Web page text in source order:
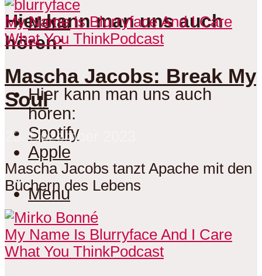
Menu
Hier kann man uns auch
hören:
Hier kann man uns auch
hören:
Spotify
Apple
Menu
My Name Is Blurryface And I Care
What You ThinkPodcast
Mascha Jacobs: Break My
Soul
23. Dezember 2023
Mascha Jacobs tanzt Apache mit den
Büchern des Lebens
My Name Is Blurryface And I Care
What You ThinkPodcast